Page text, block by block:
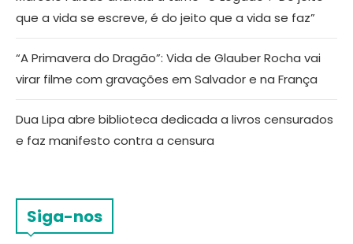
que a vida se escreve, é do jeito que a vida se faz”
“A Primavera do Dragão”: Vida de Glauber Rocha vai
virar filme com gravações em Salvador e na França
Dua Lipa abre biblioteca dedicada a livros censurados
e faz manifesto contra a censura
Siga-nos